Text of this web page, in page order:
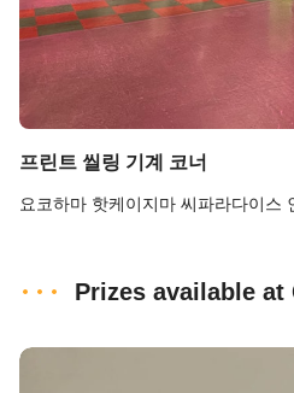
프린트 씰링 기계 코너
요코하마 핫케이지마 씨파라다이스
Prizes available at